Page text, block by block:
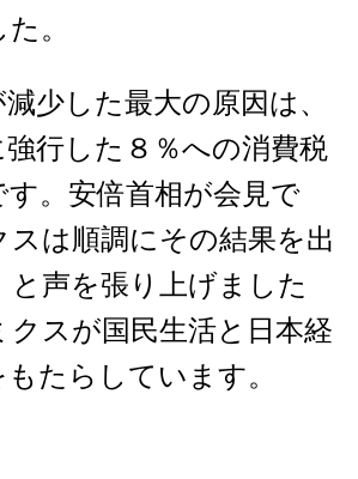
。
少した最大の原因は、
強行した８％への消費税
。安倍首相が会見で
スは順調にその結果を出
と声を張り上げました
クスが国民生活と日本経
たらしています。